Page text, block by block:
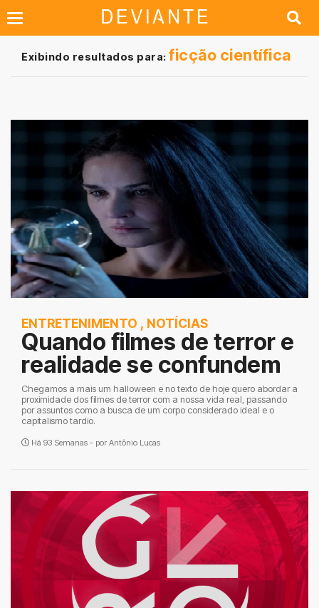
Exibindo resultados para: ficção científica
ENTRETENIMENTO , NOTÍCIAS
Quando filmes de terror e
realidade se confundem
Chegamos a mais um halloween e no texto de hoje quero abordar a
proximidade dos filmes de terror com a nossa vida real, passando
por assuntos como a busca de um corpo considerado ideal e o
capitalismo tardio.
Há 93 Semanas - por Antônio Lucas